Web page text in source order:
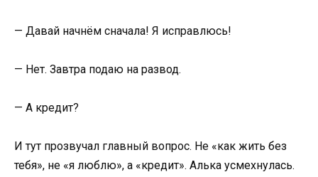
— Давай начнём сначала! Я исправлюсь!
— Нет. Завтра подаю на развод.
— А кредит?
И тут прозвучал главный вопрос. Не «как жить без
тебя», не «я люблю», а «кредит». Алька усмехнулась.